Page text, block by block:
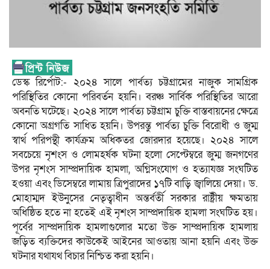
ডেস্ক রির্পোট:- ২০২৪ সালে পার্বত্য চট্টগ্রামের নাজুক সামগ্রিক
পরিস্থিতির কোনো পরিবর্তন হয়নি। বরঞ্চ সার্বিক পরিস্থিতির আরো
অবনতি ঘটেছে। ২০২৪ সালে পার্বত্য চট্টগ্রাম চুক্তি বাস্তবায়নের ক্ষেত্রে
কোনো অগ্রগতি সাধিত হয়নি। উপরন্তু পার্বত্য চুক্তি বিরোধী ও জুম্ম
স্বার্থ পরিপন্থী কার্যক্রম অধিকতর জোরদার হয়েছে। ২০২৪ সালে
সবচেয়ে নৃশংস ও লোমহর্ষক ঘটনা হলো সেপ্টেম্বরে জুম্ম জনগণের
উপর নৃশংস সাম্প্রদায়িক হামলা, অগ্নিসংযোগ ও হত্যাযজ্ঞ সংঘটিত
হওয়া এবং ডিসেম্বরে লামায় ত্রিপুরাদের ১৭টি বাড়ি জ্বালিয়ে দেয়া। ড.
মোহাম্মদ ইউনুসের নেতৃত্বাধীন অন্তর্বর্তী সরকার রাষ্ট্রীয় ক্ষমতায়
অধিষ্ঠিত হতে না হতেই এই নৃশংস সাম্প্রদায়িক হামলা সংঘটিত হয়।
পূর্বের সাম্প্রদায়িক হামলাগুলোর মতো উক্ত সাম্প্রদায়িক হামলায়
জড়িত ব্যক্তিদের কাউকেই আইনের আওতায় আনা হয়নি এবং উক্ত
ঘটনার যথাযথ বিচার নিশ্চিত করা হয়নি।